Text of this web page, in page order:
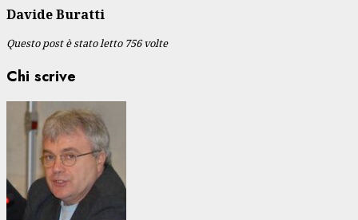
Davide Buratti
Questo post è stato letto 756 volte
Chi scrive